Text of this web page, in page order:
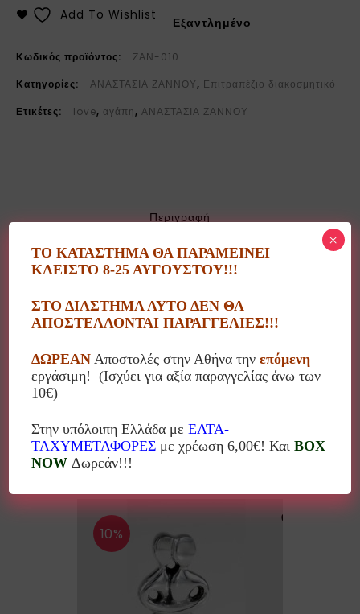
Εξαντλημένο
Add To Wishlist
Κωδικός προϊόντος:
ΖΑΝ-010
Κατηγορίες:
ΑΝΑΣΤΑΣΙΑ ΖΑΝΝΟΥ, Επιτραπέζιο διακοσμητικό
Ετικέτες:
love, αγάπη, ΑΝΑΣΤΑΣΙΑ ΖΑΝΝΟΥ
Περιγραφή
Η Αναστασία Ζάννου δημιουργεί υπέροχα καδράκια και
της γεμάτες χρώμα και αθωότητα μαζί με τα όμορφα
όμορφα δωράκια για κάθε περίσταση!
Σχετικά προϊόντα
10%
ΤΟ ΚΑΤΑΣΤΗΜΑ ΘΑ ΠΑΡΑΜΕΙΝΕΙ
ΚΛΕΙΣΤΟ 8-25 ΑΥΓΟΥΣΤΟΥ!!!
ΣΤΟ ΔΙΑΣΤΗΜΑ ΑΥΤΟ ΔΕΝ ΘΑ
ΑΠΟΣΤΕΛΛΟΝΤΑΙ ΠΑΡΑΓΓΕΛΙΕΣ!!!
ΔΩΡΕΑΝ Αποστολές στην Αθήνα τηνεπόμενη
εργάσιμη! (Ισχύει για αξία παραγγελίας άνω των
10€)
Στην υπόλοιπη Ελλάδα μεΕΛΤΑ-
ΤΑΧΥΜΕΤΑΦΟΡΕΣ με χρέωση 6,00€! ΚαιBOX
NOW Δωρεάν!!!
×